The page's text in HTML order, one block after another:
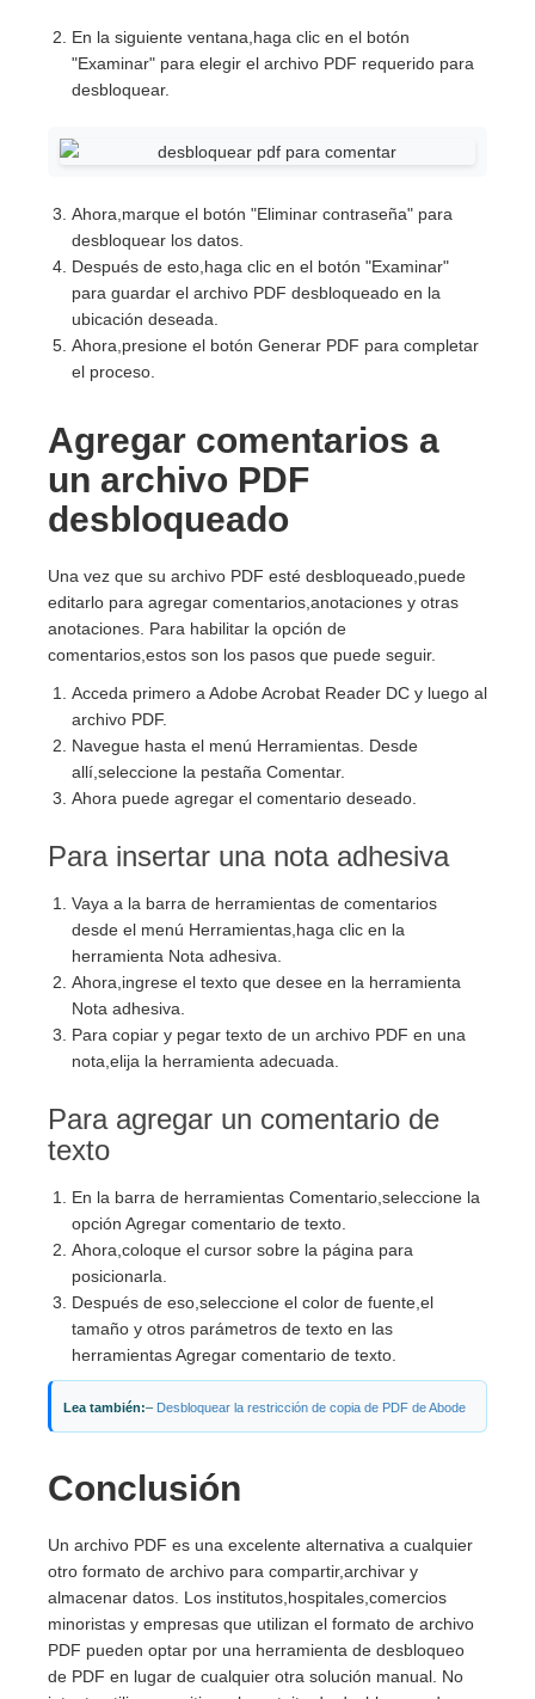
En la siguiente ventana,haga clic en el botón
"Examinar" para elegir el archivo PDF requerido para
desbloquear.
Ahora,marque el botón "Eliminar contraseña" para
desbloquear los datos.
Después de esto,haga clic en el botón "Examinar"
para guardar el archivo PDF desbloqueado en la
ubicación deseada.
Ahora,presione el botón Generar PDF para completar
el proceso.
Agregar comentarios a
un archivo PDF
desbloqueado
Una vez que su archivo PDF esté desbloqueado,puede
editarlo para agregar comentarios,anotaciones y otras
anotaciones. Para habilitar la opción de
comentarios,estos son los pasos que puede seguir.
Acceda primero a Adobe Acrobat Reader DC y luego al
archivo PDF.
Navegue hasta el menú Herramientas. Desde
allí,seleccione la pestaña Comentar.
Ahora puede agregar el comentario deseado.
Para insertar una nota adhesiva
Vaya a la barra de herramientas de comentarios
desde el menú Herramientas,haga clic en la
herramienta Nota adhesiva.
Ahora,ingrese el texto que desee en la herramienta
Nota adhesiva.
Para copiar y pegar texto de un archivo PDF en una
nota,elija la herramienta adecuada.
Para agregar un comentario de
texto
En la barra de herramientas Comentario,seleccione la
opción Agregar comentario de texto.
Ahora,coloque el cursor sobre la página para
posicionarla.
Después de eso,seleccione el color de fuente,el
tamaño y otros parámetros de texto en las
herramientas Agregar comentario de texto.
Lea también:– Desbloquear la restricción de copia de PDF de Abode
Conclusión
Un archivo PDF es una excelente alternativa a cualquier
otro formato de archivo para compartir,archivar y
almacenar datos. Los institutos,hospitales,comercios
minoristas y empresas que utilizan el formato de archivo
PDF pueden optar por una herramienta de desbloqueo
de PDF en lugar de cualquier otra solución manual. No